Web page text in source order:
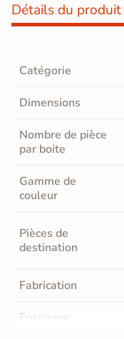
Détails du produit
Catégorie
Dimensions
Nombre de pièce
par boite
Gamme de
couleur
Pièces de
destination
Fabrication
Epaisseur